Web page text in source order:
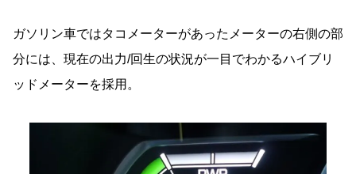
ガソリン車ではタコメーターがあったメーターの右側の部
分には、現在の出力/回生の状況が一目でわかるハイブリ
ッドメーターを採用。